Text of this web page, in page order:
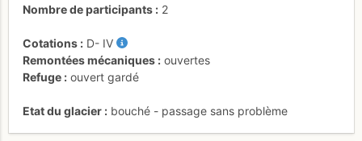
Nombre de participants
2
Cotations D- IV
Remontées mécaniques
ouvertes
Refuge
ouvert gardé
Etat du glacier bouché - passage sans problème